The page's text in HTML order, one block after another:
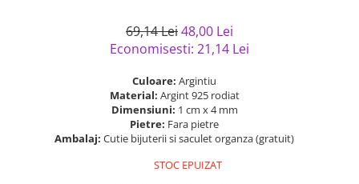
69,14 Lei48,00 Lei
Economisesti: 21,14 Lei
Culoare: Argintiu
Material: Argint 925 rodiat
Dimensiuni: 1 cm x 4 mm
Pietre: Fara pietre
Ambalaj: Cutie bijuterii si saculet organza (gratuit)
STOC EPUIZAT